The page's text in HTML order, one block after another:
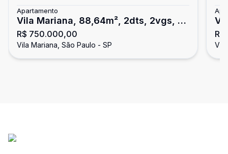
Apartamento
Vila Mariana, 88,64m², 2dts, 2vgs, px
metrõ!!
R$ 750.000,00
Vila Mariana, São Paulo - SP